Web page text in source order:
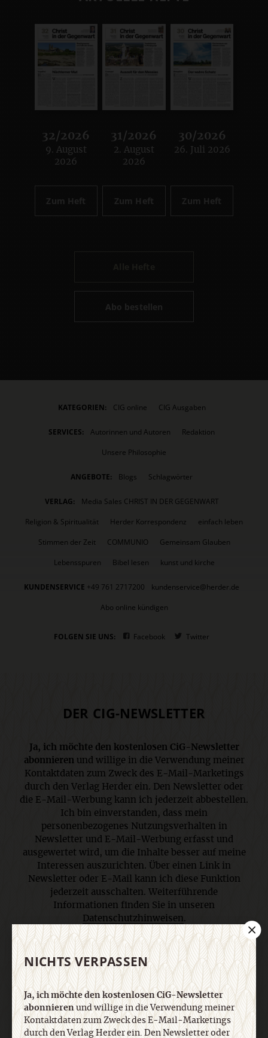
32/2026
:
9. August
2026
Zum Heft
31/2026
:
2. August
2026
Zum Heft
30/2026
:
26. Juli 2026
Zum Heft
Abo bestellen
KATEGORIEN: CIG online CIG Ausgaben
SERVICES: Autorinnen und Autoren
Redaktion
Unsere Philosophie
ANGEBOTE: Blogs Schlagwörter
VERLAG:
Media Sales CHRIST IN DER GEGENWART
Religion & Spiritualität
Herder Korrespondenz
einfach leben
Stimmen der Zeit
COMMUNIO
Gemeinsam Glauben
Lebensspuren
Bibel lesen kunst und kirche
KUNDENSERVICE +49 761 2717200
kundenservice@herder.de
Abo online kündigen
FOLGEN SIE UNS: Facebook Twitter
DER CIG-NEWSLETTER
Ja, ich möchte den kostenlosen CiG-Newsletter
abonnieren und willige in die Verwendung meiner
Kontaktdaten zum Zweck des E-Mail-Marketings
durch den Verlag Herder ein. Den Newsletter oder
die E-Mail-Werbung kann ich jederzeit abbestellen.
Ich bin einverstanden, dass mein
personenbezogenes Nutzungsverhalten in
Newsletter und E-Mail-Werbung erfasst und
ausgewertet wird, um die Inhalte besser auf meine
Interessen auszurichten. Über einen Link in
Newsletter oder E-Mail kann ich diese Funktion
jederzeit ausschalten. Weiterführende
Informationen finden Sie in unseren
Datenschutzhinweisen .
E-Mail
Jetzt anmelden
NICHTS VERPASSEN
Ja, ich möchte den kostenlosen CiG-Newsletter
abonnierenund willige in die Verwendung meiner
Kontaktdaten zum Zweck des E-Mail-Marketings
durch den Verlag Herder ein. Den Newsletter oder